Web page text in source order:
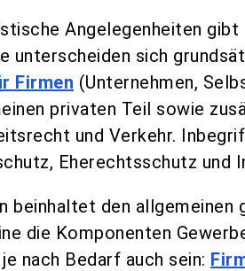
Angelegenheiten
unterscheiden sich
Firmen (Unternehmen,
privaten Teil sowie
und Verkehr.
Eherechtsschutz und
beinhaltet den allgemeinen
die Komponenten
nach Bedarf auch sein: